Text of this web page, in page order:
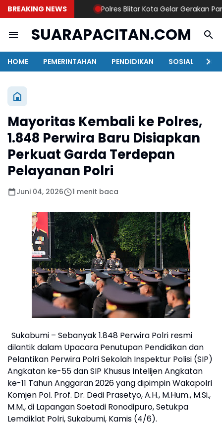
BREAKING NEWS Polres Blitar Kota Gelar Gerakan
SUARAPACITAN.COM
HOME PEMERINTAHAN PENDIDIKAN SOSIAL
Mayoritas Kembali ke Polres,
1.848 Perwira Baru Disiapkan
Perkuat Garda Terdepan
Pelayanan Polri
Juni 04, 2026 1 menit baca
Sukabumi – Sebanyak 1.848 Perwira Polri resmi
dilantik dalam Upacara Penutupan Pendidikan dan
Pelantikan Perwira Polri Sekolah Inspektur Polisi (SIP)
Angkatan ke-55 dan SIP Khusus Intelijen Angkatan
ke-11 Tahun Anggaran 2026 yang dipimpin Wakapolri
Komjen Pol. Prof. Dr. Dedi Prasetyo, A.H., M.Hum., M.Si.,
M.M., di Lapangan Soetadi Ronodipuro, Setukpa
Lemdiklat Polri, Sukabumi, Kamis (4/6).